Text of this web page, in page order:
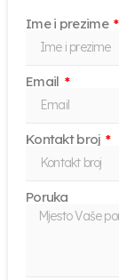
Ime i prezime
Email
Kontakt broj
Poruka